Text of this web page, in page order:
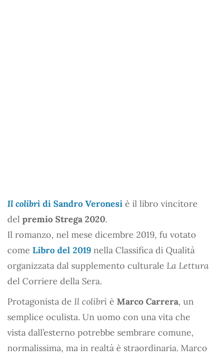
Il colibrì di Sandro Veronesi è il libro vincitore
del premio Strega 2020.
Il romanzo, nel mese dicembre 2019, fu votato
come Libro del 2019 nella Classifica di Qualità
organizzata dal supplemento culturale La Lettura
del Corriere della Sera.
Protagonista de Il colibrì è Marco Carrera, un
semplice oculista. Un uomo con una vita che
vista dall’esterno potrebbe sembrare comune,
normalissima, ma in realtà è straordinaria. Marco